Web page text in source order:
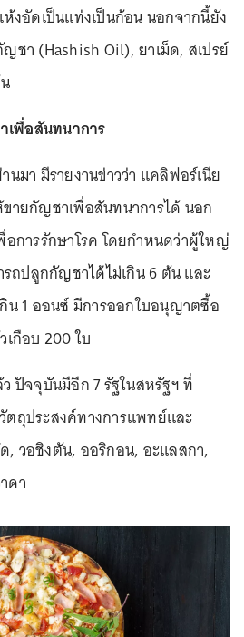
อัดเป็นแท่งเป็นก้อน นอกจากนี้ยัง
ชา (Hashish Oil), ยาเม็ด, สเปรย์
เพื่อสันทนาการ
นมา มีรายงานข่าวว่า แคลิฟอร์เนีย
ายกัญชาเพื่อสันทนาการได้ นอก
การรักษาโรค โดยกำหนดว่าผู้ใหญ่
รถปลูกกัญชาได้ไม่เกิน 6 ต้น และ
น 1 ออนซ์ มีการออกใบอนุญาตซื้อ
กือบ 200 ใบ
ปัจจุบันมีอีก 7 รัฐในสหรัฐฯ ที่
ถุประสงค์ทางการแพทย์และ
, วอชิงตัน, ออริกอน, อะแลสกา,
ดา